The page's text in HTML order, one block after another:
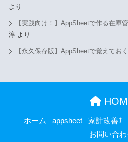
より
【実践向け！】AppSheetで作る在庫
淳より
【永久保存版】AppSheetで覚えてお
ホーム appsheet 家計改善⤴
お問い合わ